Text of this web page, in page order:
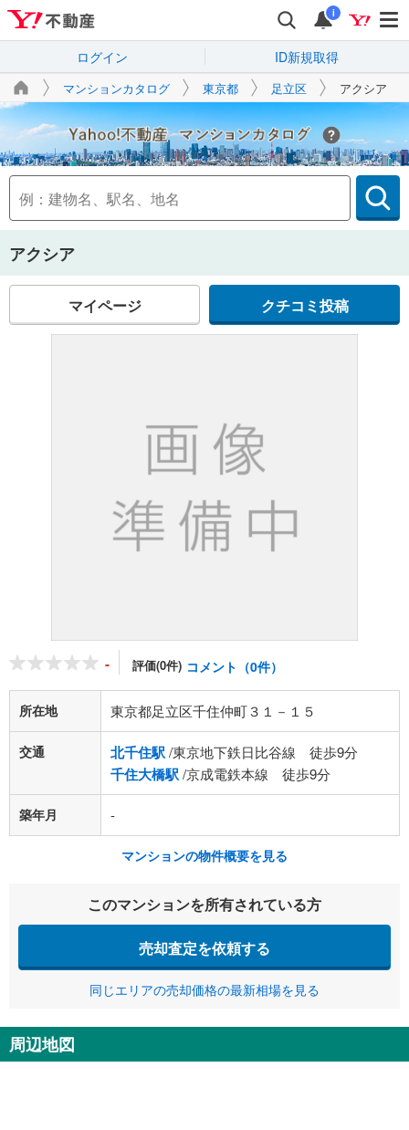
i
ログイン ID新規取得
マンションカタログ 東京都 足立区 アクシア
Yahoo!不動産
アクシア
マイページ クチコミ投稿
- 評価(0件) コメント（0件）
所在地 東京都足立区千住仲町３１－１５
交通 北千住駅/東京地下鉄日比谷線 徒歩9分
千住大橋駅/京成電鉄本線 徒歩9分
築年月 -
マンションの物件概要を見る
このマンションを所有されている方
売却査定を依頼する
同じエリアの売却価格の最新相場を見る
周辺地図